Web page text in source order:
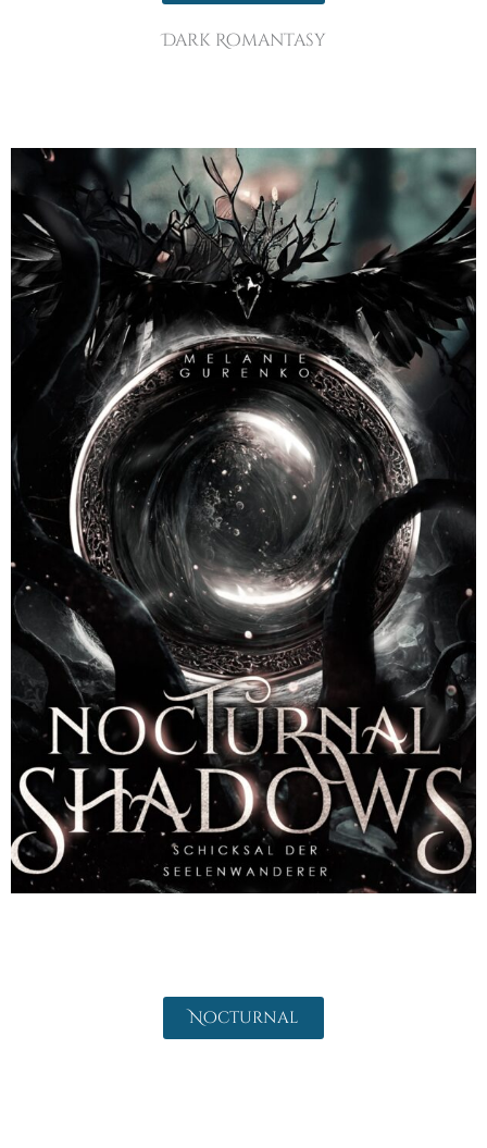
Dark Romantasy
Nocturnal